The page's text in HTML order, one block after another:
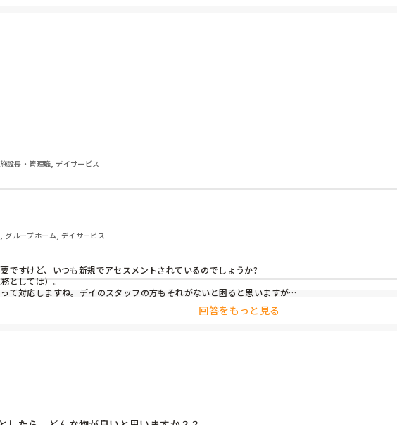
でしょうか？詳しい方教えてください、、、。
設長・管理職, デイサービス
グループホーム, デイサービス
ですけど、いつも新規でアセスメントされているのでしょうか?
としては）。
て対応しますね。デイのスタッフの方もそれがないと困ると思いますが…
回答をもっと見る
したら、どんな物が良いと思いますか？？